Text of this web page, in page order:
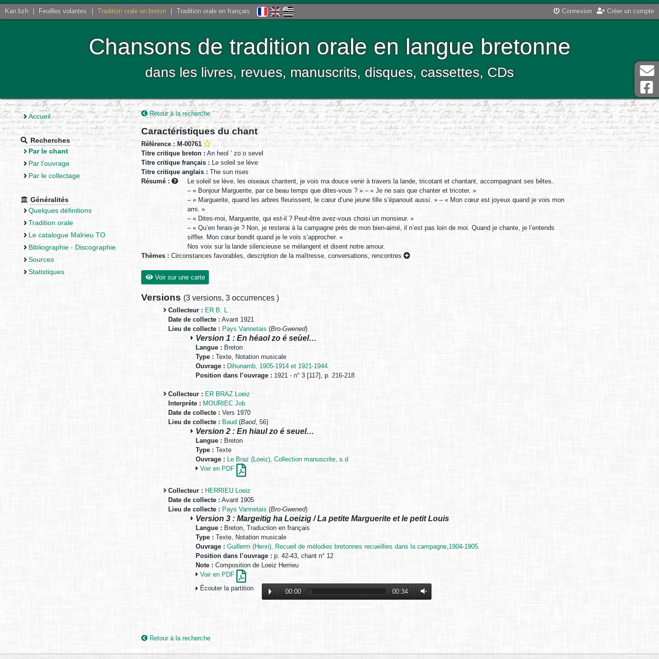
Kan.bzh Feuilles volantes Tradition orale en breton Tradition orale en français Connexion Créer un compte
Chansons de tradition orale en langue bretonne
dans les livres, revues, manuscrits, disques, cassettes, CDs
Accueil
Recherches
Par le chant
Par l’ouvrage
Par le collectage
Généralités
Quelques définitions
Tradition orale
Le catalogue Malrieu TO
Bibliographie - Discographie
Sources
Statistiques
Retour à la recherche
Caractéristiques du chant
Référence : M-00761
Titre critique breton : An heol ’ zo o sevel
Titre critique français : Le soleil se lève
Titre critique anglais : The sun rises
Résumé :
Le soleil se lève, les oiseaux chantent, je vois ma douce venir à travers la lande, tricotant et chantant, accompagnant ses bêtes.
– « Bonjour Marguerite, par ce beau temps que dites-vous ? » – « Je ne sais que chanter et tricoter. »
– « Marguerite, quand les arbres fleurissent, le cœur d’une jeune fille s’épanouit aussi. » – « Mon cœur est joyeux quand je vois mon
ami. »
– « Dites-moi, Marguerite, qui est-il ? Peut-être avez-vous choisi un monsieur. »
– « Qu’en ferais-je ? Non, je resterai à la campagne près de mon bien-aimé, il n’est pas loin de moi. Quand je chante, je l’entends
siffler. Mon cœur bondit quand je le vois s’approcher. »
Nos voix sur la lande silencieuse se mélangent et disent notre amour.
Thèmes : Circonstances favorables, description de la maîtresse, conversations, rencontres
Voir sur une carte
Versions (3 versions, 3 occurrences )
Collecteur : ER B. L.
Date de collecte : Avant 1921
Lieu de collecte : Pays Vannetais (Bro-Gwened)
Version 1 : En héaol zo é seùel…
Langue : Breton
Type :Texte, Notation musicale
Ouvrage : Dihunamb, 1905-1914 et 1921-1944.
Position dans l’ouvrage :1921 - n° 3 [117], p. 216-218
Collecteur : ER BRAZ Loeiz
Interprète : MOURIEC Job
Date de collecte : Vers 1970
Lieu de collecte : Baud (Baod, 56)
Version 2 : En hiaul zo é seuel…
Langue : Breton
Type : Texte
Ouvrage : Le Braz (Loeiz), Collection manuscrite, s.d.
Voir en PDF
Collecteur : HERRIEU Loeiz
Date de collecte : Avant 1905
Lieu de collecte : Pays Vannetais (Bro-Gwened)
Version 3 : Margeitig ha Loeizig / La petite Marguerite et le petit Louis
Langue : Breton, Traduction en français
Type : Texte, Notation musicale
Ouvrage : Guillerm (Henri), Recueil de mélodies bretonnes recueillies dans la campagne,1904-1905.
Position dans l’ouvrage : p. 42-43, chant n° 12
Note : Composition de Loeiz Herrieu
Voir en PDF
Écouter la partition
00:00 00:34
Retour à la recherche